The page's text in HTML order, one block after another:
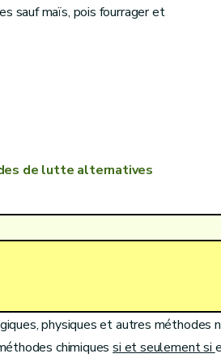
sauf maïs, pois fourrager et
de lutte alternatives
physiques et autres méthodes
chimiquessi et seulement si